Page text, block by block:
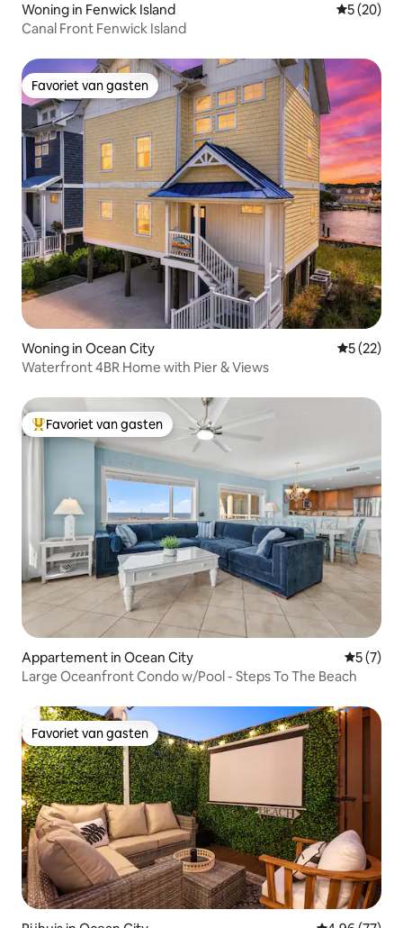
Woning in Fenwick Island
5 (20)
Canal Front Fenwick Island
Favoriet van gasten
Favoriet van gasten
Woning in Ocean City
5 (22)
Waterfront 4BR Home with Pier & Views
Topfavoriet van gasten
Favoriet van gasten
Appartement in Ocean City
5 (7)
Large Oceanfront Condo w/Pool - Steps To The Beach
Favoriet van gasten
Favoriet van gasten